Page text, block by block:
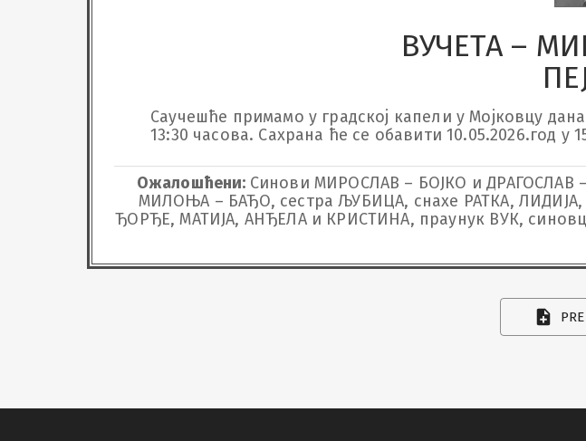
ВУЧЕТА –
Саучешће примамо у градској капели у Мојковцу
13:30 часова. Сахрана ће се обавити 10.05.2026.год у
Ожалошћени: Синови МИРОСЛАВ – БОЈКО и ДРАГОСЛАВ
МИЛОЊА – БАЂО, сестра ЉУБИЦА, снахе РАТКА,
ЂОРЂЕ, МАТИЈА, АНЂЕЛА и КРИСТИНА, праунук ВУК,